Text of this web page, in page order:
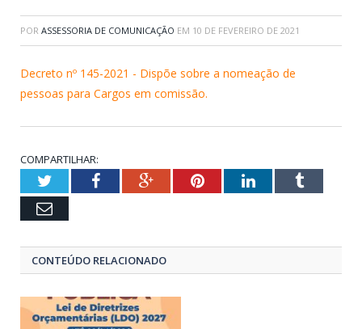
POR ASSESSORIA DE COMUNICAÇÃO EM 10 DE FEVEREIRO DE 2021
Decreto nº 145-2021 - Dispõe sobre a nomeação de
pessoas para Cargos em comissão.
COMPARTILHAR:
TwitterFacebookGoogle+PinterestLinkedInTumblr
Email
CONTEÚDO RELACIONADO